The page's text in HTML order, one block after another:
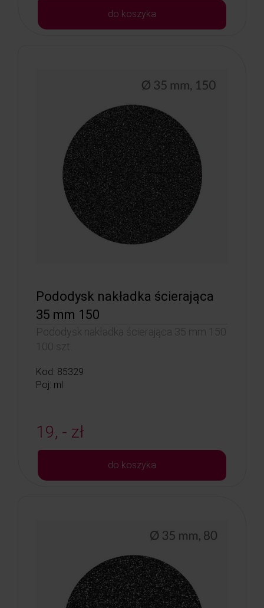
do koszyka
Pododysk nakładka ścierająca
35 mm 150
Pododysk nakładka ścierająca 35 mm 150
100 szt.
Kod: 85329
Poj: ml
19, - zł
do koszyka